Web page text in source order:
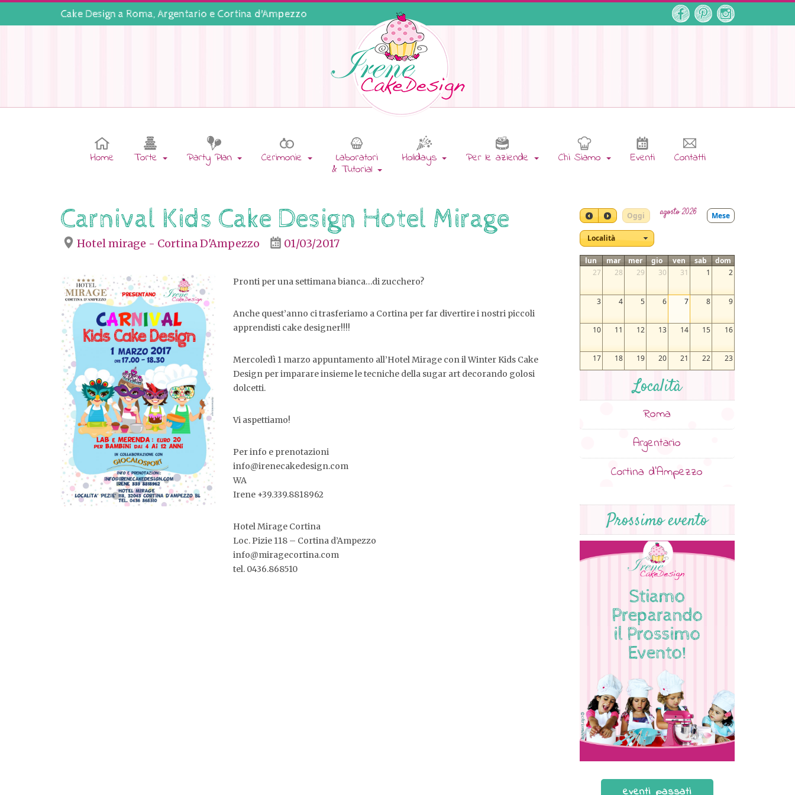
Cake Design a Roma,Argentario e Cortina d'Ampezzo
Home Torte Party Plan Cerimonie Laboratori
& Tutorial
Holidays Per le aziende Chi Siamo Eventi Contatti
Carnival Kids Cake Design Hotel Mirage
Hotel mirage - Cortina D'Ampezzo 01/03/2017
Pronti per una settimana bianca…di zucchero?
Anche quest’anno ci trasferiamo a Cortina per far divertire i nostri piccoli
apprendisti cake designer!!!!
Mercoledì 1 marzo appuntamento all’Hotel Mirage con il Winter Kids Cake
Design per imparare insieme le tecniche della sugar art decorando golosi
dolcetti.
Vi aspettiamo!
Per info e prenotazioni
info@irenecakedesign.com
WA
Irene +39.339.8818962
Hotel Mirage Cortina
Loc. Pizie 118 – Cortina d’Ampezzo
info@miragecortina.com
tel. 0436.868510
Oggi Mese
agosto 2026
Località
lun mar mer gio ven sab
dom
27
28 29 30 31 1 2
3 4 5 6 7 8 9
10 11 12 13 14 15 16
17 18 19 20 21 22 23
26 27 28
2 3
Località
Roma
Argentario
Cortina d’Ampezzo
Prossimo evento
eventi passati